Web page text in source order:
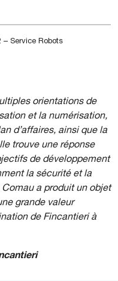
– Service Robots
orientations de
et la numérisation,
d’affaires, ainsi que la
trouve une réponse
de développement
la sécurité et la
a produit un objet
grande valeur
de Fincantieri à